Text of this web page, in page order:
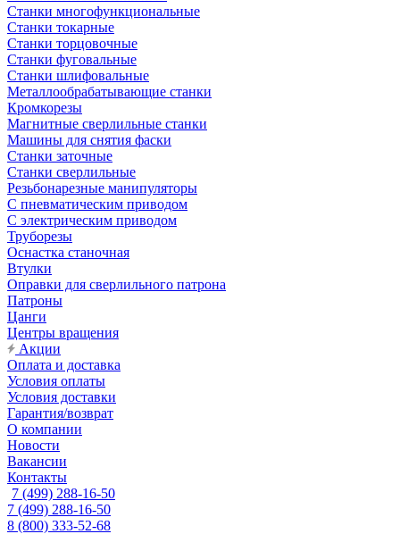
Станки многофункциональные
Станки токарные
Станки торцовочные
Станки фуговальные
Станки шлифовальные
Металлообрабатывающие станки
Кромкорезы
Магнитные сверлильные станки
Машины для снятия фаски
Станки заточные
Станки сверлильные
Резьбонарезные манипуляторы
С пневматическим приводом
С электрическим приводом
Труборезы
Оснастка станочная
Втулки
Оправки для сверлильного патрона
Патроны
Цанги
Центры вращения
Акции
Оплата и доставка
Условия оплаты
Условия доставки
Гарантия/возврат
О компании
Новости
Вакансии
Контакты
7 (499) 288-16-50
7 (499) 288-16-50
8 (800) 333-52-68